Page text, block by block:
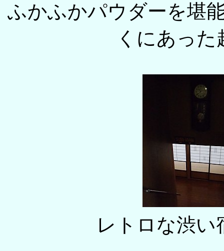
ふかふかパウダーを堪
くにあっ
レトロな渋い